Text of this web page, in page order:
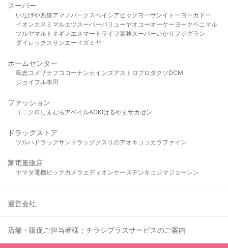
スーパー
いなげや西條アマノパークスベイシア ビッグヨーサンイトーヨーカドー
イオンカスミ マルエツスーパーバリューヤオコーオーケー ヨークベニマル
ツルヤマルト オギノ エスマート ライフ業務スーパーいかり フジグラン
ダイレックスサンエーイズミヤ
ホームセンター
島忠 コメリ ナフコ コーナンカインズアストロプロダクツDCM
ジョイフル本田
ファッション
ユニクロ しまむら アベイルAOKIはるやま サカゼン
ドラッグストア
ツルハドラッグサンドラッグクスリのアオキ ココカラファイン
家電量販店
ヤマダ電機ビックカメラ エディオンケーズデンキ コジマジョーシン
運営会社
店舗・販促ご担当者様：チラシプラスサービスのご案内